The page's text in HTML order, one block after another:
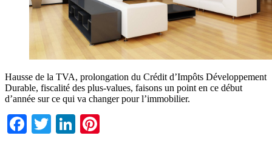
Hausse de la TVA, prolongation du Crédit d’Impôts Développement
Durable, fiscalité des plus-values, faisons un point en ce début
d’année sur ce qui va changer pour l’immobilier.
Facebook
TwitterLinkedIn